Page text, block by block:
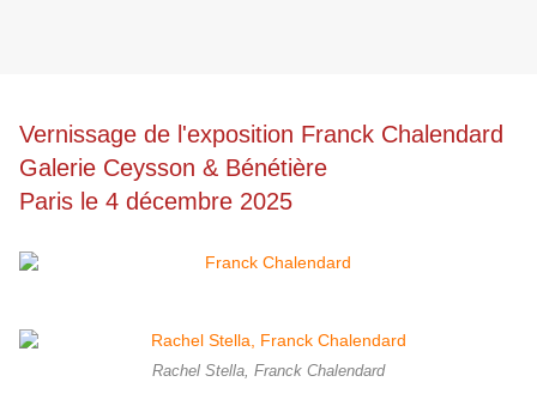
Vernissage de l'exposition Franck Chalendard
Galerie Ceysson & Bénétière
Paris le 4 décembre 2025
Rachel Stella, Franck Chalendard